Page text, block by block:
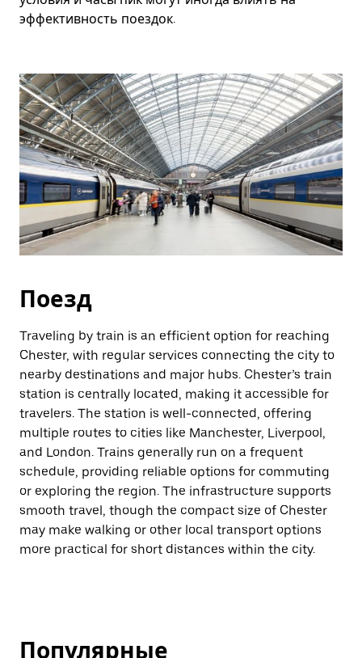
эффективность поездок.
Поезд
Traveling by train is an efficient option for reaching
Chester, with regular services connecting the city to
nearby destinations and major hubs. Chester’s train
station is centrally located, making it accessible for
travelers. The station is well-connected, offering
multiple routes to cities like Manchester, Liverpool,
and London. Trains generally run on a frequent
schedule, providing reliable options for commuting
or exploring the region. The infrastructure supports
smooth travel, though the compact size of Chester
may make walking or other local transport options
more practical for short distances within the city.
Популярные